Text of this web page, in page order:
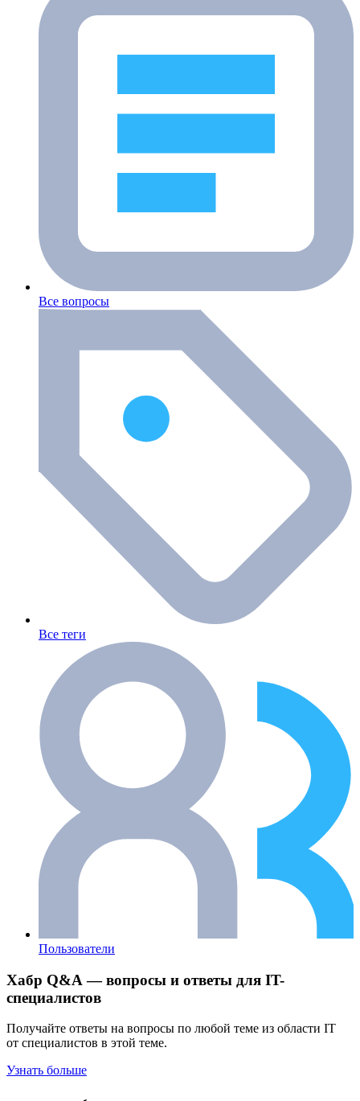
Все вопросы
Все теги
Пользователи
Хабр Q&A — вопросы и ответы для IT-
специалистов
Получайте ответы на вопросы по любой теме из области IT
от специалистов в этой теме.
Узнать больше